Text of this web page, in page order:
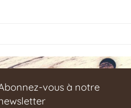
vous à notre